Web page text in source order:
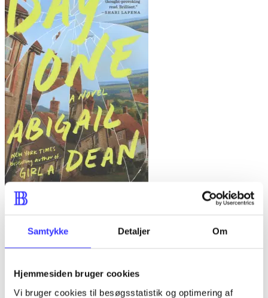
Samtykke Detaljer Om
Hjemmesiden bruger cookies
Vi bruger cookies til besøgsstatistik og optimering af
Day one